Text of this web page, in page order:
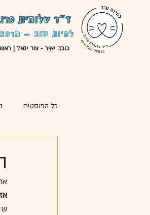
ד"ר שלומית
לחיות טוב -
כוכב יאיר - צור יגאל |
כל הפוסטים